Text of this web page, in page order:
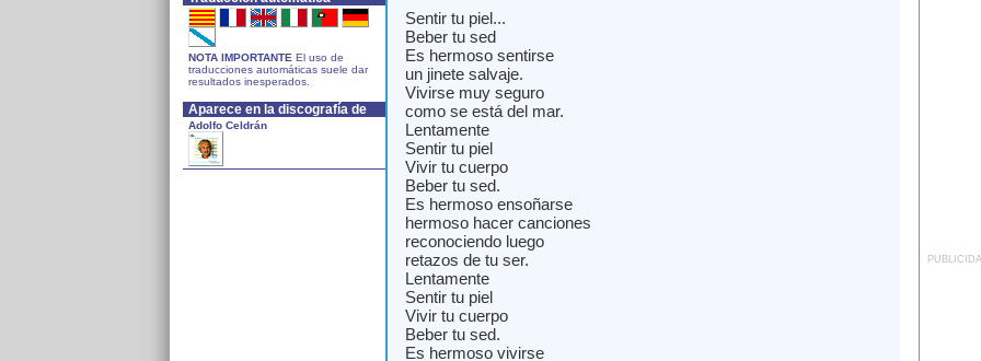
NOTA IMPORTANTE El uso de
traducciones automáticas suele dar
resultados inesperados.
Aparece en la discografía de
Adolfo Celdrán
Sentir tu piel...
Beber tu sed
Es hermoso sentirse
un jinete salvaje.
Vivirse muy seguro
como se está del mar.
Lentamente
Sentir tu piel
Vivir tu cuerpo
Beber tu sed.
Es hermoso ensoñarse
hermoso hacer canciones
reconociendo luego
retazos de tu ser.
Lentamente
Sentir tu piel
Vivir tu cuerpo
Beber tu sed.
Es hermoso vivirse